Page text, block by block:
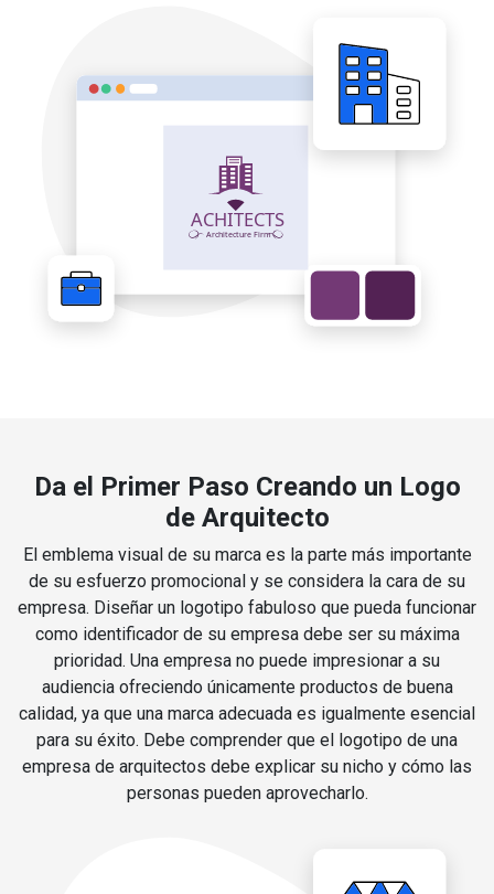
Da el Primer Paso Creando un Logo
de Arquitecto
El emblema visual de su marca es la parte más importante
de su esfuerzo promocional y se considera la cara de su
empresa. Diseñar un logotipo fabuloso que pueda funcionar
como identificador de su empresa debe ser su máxima
prioridad. Una empresa no puede impresionar a su
audiencia ofreciendo únicamente productos de buena
calidad, ya que una marca adecuada es igualmente esencial
para su éxito. Debe comprender que el logotipo de una
empresa de arquitectos debe explicar su nicho y cómo las
personas pueden aprovecharlo.